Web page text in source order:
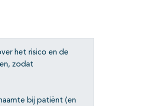
het risico en de
zodat
bij patiënt (en